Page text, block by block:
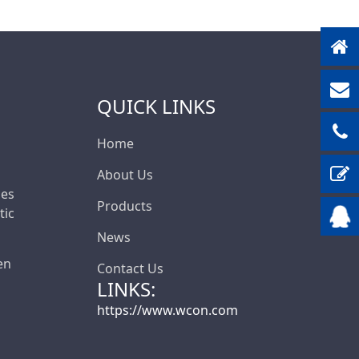
QUICK LINKS
Home
About Us
Products
News
Contact Us
LINKS:
https://www.wcon.com